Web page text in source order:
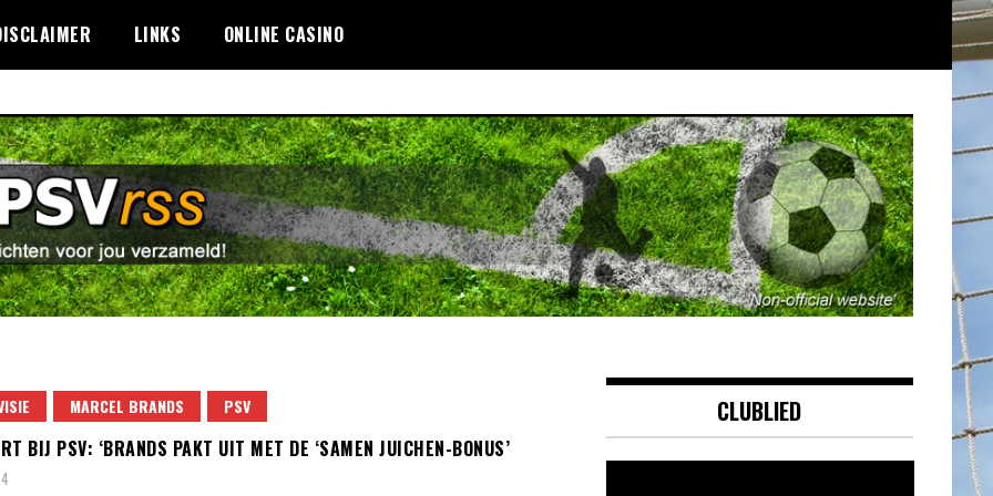
LINKS ONLINE CASINO
MARCEL BRANDS PSV
BIJ PSV: ‘BRANDS PAKT UIT MET DE ‘SAMEN JUICHEN-BONUS’
CLUBLIED